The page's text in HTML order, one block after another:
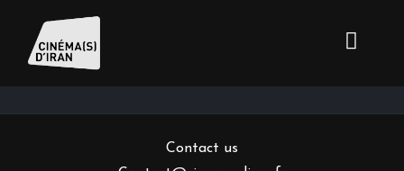
Inscrivez-vous à notre newsletter
Contact us